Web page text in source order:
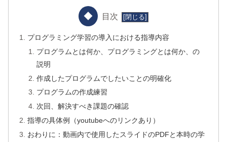
目次
プログラミング学習の導入における指導内容
プログラムとは何か、プログラミングとは何か、の
説明
作成したプログラムでしたいことの明確化
プログラムの作成練習
次回、解決すべき課題の確認
指導の具体例（youtubeへのリンクあり）
おわりに：動画内で使用したスライドのPDFと本時の学